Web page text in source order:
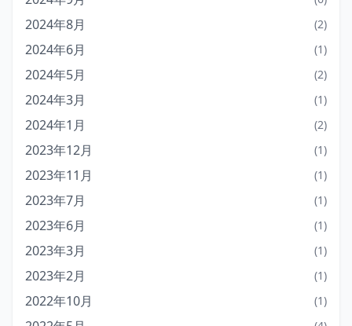
2024年8月 (2)
2024年6月 (1)
2024年5月 (2)
2024年3月 (1)
2024年1月 (2)
2023年12月 (1)
2023年11月 (1)
2023年7月 (1)
2023年6月 (1)
2023年3月 (1)
2023年2月 (1)
2022年10月 (1)